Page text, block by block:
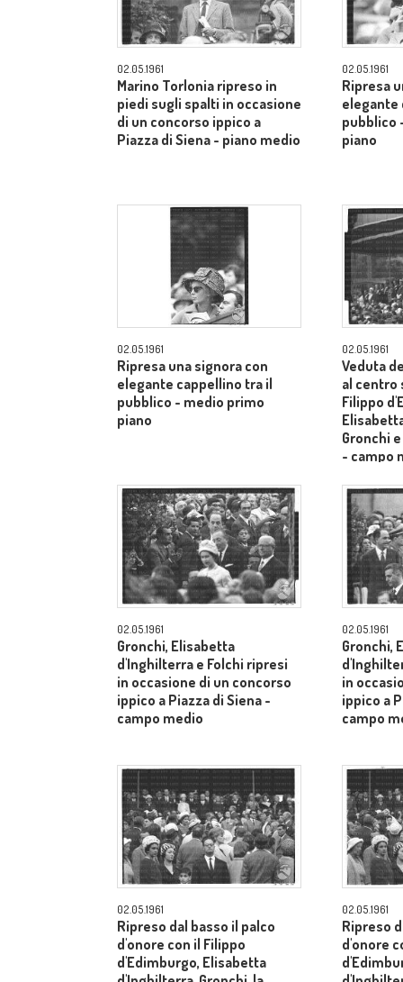
02.05.1961
Marino Torlonia ripreso in
piedi sugli spalti in occasione
di un concorso ippico a
Piazza di Siena - piano medio
02.05.1961
Ripresa
elegante
pubblico
piano
02.05.1961
Ripresa una signora con
elegante cappellino tra il
pubblico - medio primo
piano
02.05.1961
Veduta
al centro
Filippo
Gronchi
- campo
02.05.1961
Gronchi, Elisabetta
d'Inghilterra e Folchi ripresi
in occasione di un concorso
ippico a Piazza di Siena -
campo medio
02.05.1961
Gronchi,
in
ippico a
campo
02.05.1961
Ripreso dal basso il palco
d'onore con il Filippo
d'Edimburgo, Elisabetta
02.05.1961
Ripreso
d'onore